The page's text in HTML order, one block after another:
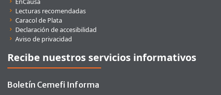
Lecturas recomendadas
Caracol de Plata
Declaración de accesibilidad
Aviso de privacidad
Recibe nuestros servicios informativos
Boletín Cemefi Informa